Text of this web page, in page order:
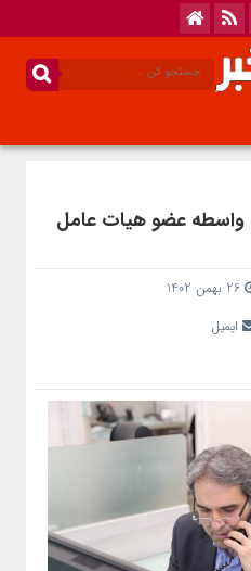
عضو هیات عامل
26 بهمن 1402
ایمیل